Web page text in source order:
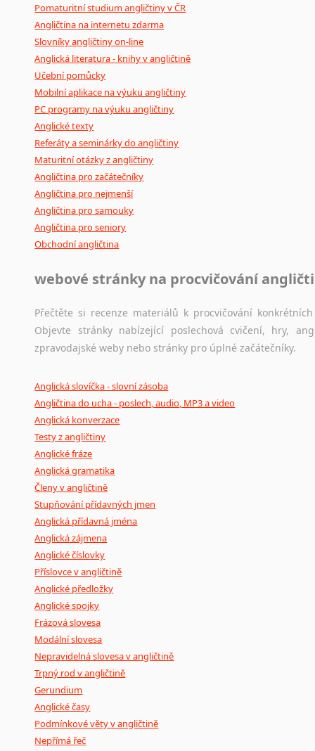
Pomaturitní studium angličtiny v ČR
Angličtina na internetu zdarma
Slovníky angličtiny on-line
Anglická literatura - knihy v angličtině
Učební pomůcky
Mobilní aplikace na výuku angličtiny
PC programy na výuku angličtiny
Anglické texty
Referáty a seminárky do angličtiny
Maturitní otázky z angličtiny
Angličtina pro začátečníky
Angličtina pro nejmenší
Angličtina pro samouky
Angličtina pro seniory
Obchodní angličtina
webové stránky na procvičování
Přečtěte si recenze materiálů k procvičování
Objevte stránky nabízející poslechová cvičení, hry,
zpravodajské weby nebo stránky pro úplné začátečníky.
Anglická slovíčka - slovní zásoba
Angličtina do ucha - poslech, audio, MP3 a video
Anglická konverzace
Testy z angličtiny
Anglické fráze
Anglická gramatika
Členy v angličtině
Stupňování přídavných jmen
Anglická přídavná jména
Anglická zájmena
Anglické číslovky
Příslovce v angličtině
Anglické předložky
Anglické spojky
Frázová slovesa
Modální slovesa
Nepravidelná slovesa v angličtině
Trpný rod v angličtině
Gerundium
Anglické časy
Podmínkové věty v angličtině
Nepřímá řeč